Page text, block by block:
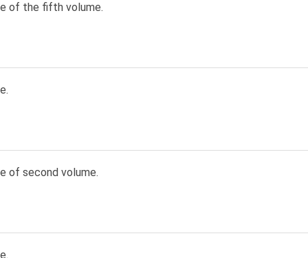
of the fifth volume.
of second volume.